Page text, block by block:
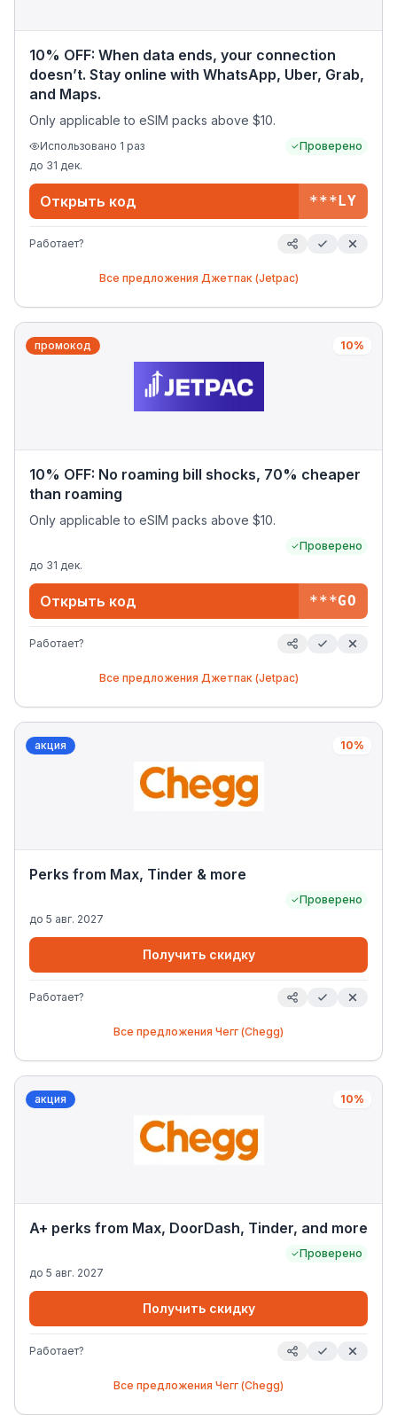
10% OFF: When data ends, your connection
doesn’t. Stay online with WhatsApp, Uber, Grab,
and Maps.
Only applicable to eSIM packs above $10.
Использовано 1 раз
Проверено
до 31 дек.
Открыть код ***LY
Работает?
Все предложения Джетпак (Jetpac)
промокод 10%
10% OFF: No roaming bill shocks, 70% cheaper
than roaming
Only applicable to eSIM packs above $10.
Проверено
до 31 дек.
Открыть код ***GO
Работает?
Все предложения Джетпак (Jetpac)
акция 10%
Perks from Max, Tinder & more
Проверено
до 5 авг. 2027
Получить скидку
Работает?
Все предложения Чегг (Chegg)
акция 10%
A+ perks from Max, DoorDash, Tinder, and more
Проверено
до 5 авг. 2027
Получить скидку
Работает?
Все предложения Чегг (Chegg)